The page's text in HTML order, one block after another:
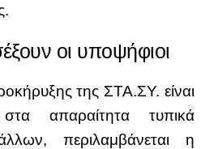
οι υποψήφιοι
της ΣΤΑ.ΣΥ. είναι
απαραίτητα τυπικά
περιλαμβάνεται η